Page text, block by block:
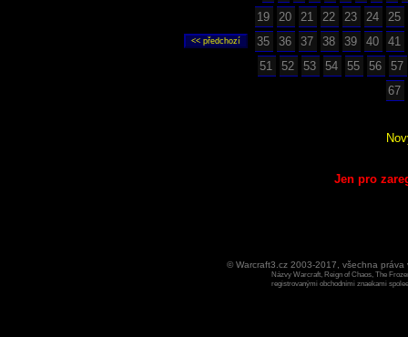
19
20 21 22 23 24
25
35
36 37 38 39 40
41
51
52 53 54 55 56
57
67
Jen pro
© Warcraft3.cz 2003-2017, všechna
Názvy Warcraft, Reign of Chaos, The
registrovanými obchodními znaekami